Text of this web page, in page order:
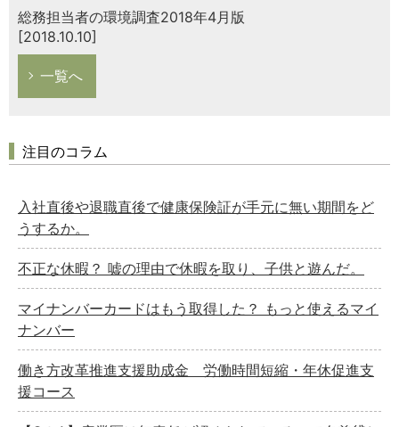
総務担当者の環境調査2018年4月版
[2018.10.10]
一覧へ
注目のコラム
入社直後や退職直後で健康保険証が手元に無い期間をど
うするか。
不正な休暇？ 嘘の理由で休暇を取り、子供と遊んだ。
マイナンバーカードはもう取得した？ もっと使えるマイ
ナンバー
働き方改革推進支援助成金 労働時間短縮・年休促進支
援コース